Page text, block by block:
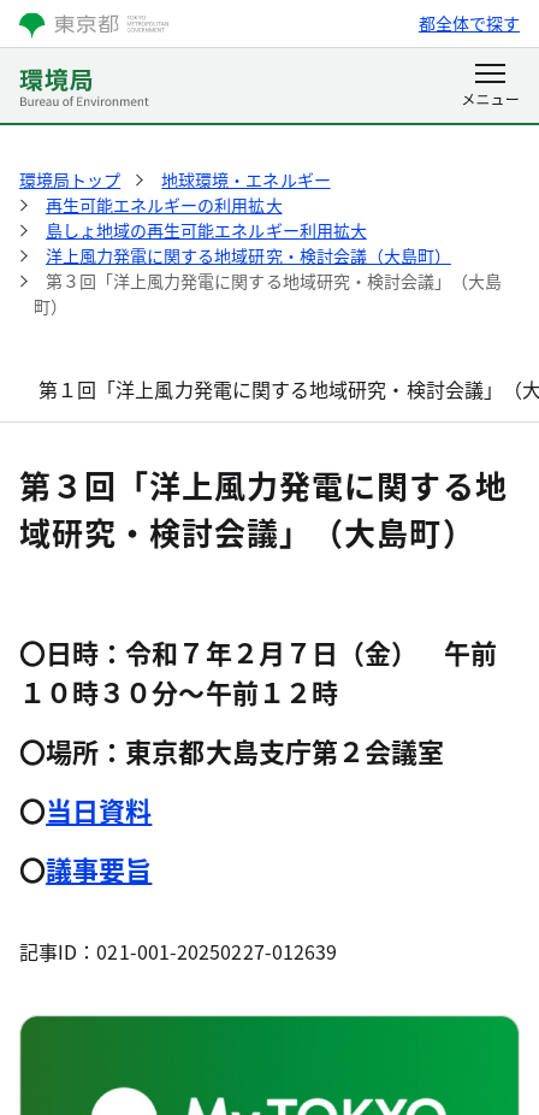
都全体で探す
環境局トップ
地球環境・エネルギー
再生可能エネルギーの利用拡大
島しょ地域の再生可能エネルギー利用拡大
洋上風力発電に関する地域研究・検討会議（大島町）
第３回「洋上風力発電に関する地域研究・検討会議」（大島
町）
第１回「洋上風力発電に関する地域研究・検討会議」（
第３回「洋上風力発電に関する地
域研究・検討会議」（大島町）
〇日時：令和７年２月７日（金） 午前
１０時３０分～午前１２時
〇場所：東京都大島支庁第２会議室
〇当日資料
〇議事要旨
記事ID：021-001-20250227-012639